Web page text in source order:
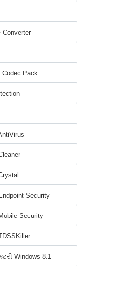
Converter
Codec Pack
Security
Security
Windows 8.1